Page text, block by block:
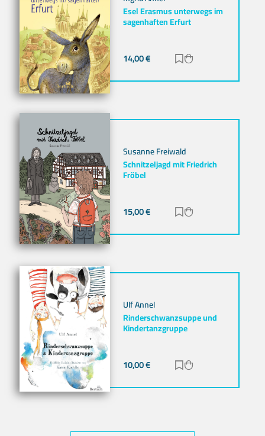
Esel Erasmus unterwegs im
sagenhaften Erfurt
14,00€ Zur Merkliste
Susanne Freiwald
Schnitzeljagd mit Friedrich
Fröbel
15,00€ Zur Merkliste
Ulf Annel
Rinderschwanzsuppe und
Kindertanzgruppe
10,00€ Zur Merkliste